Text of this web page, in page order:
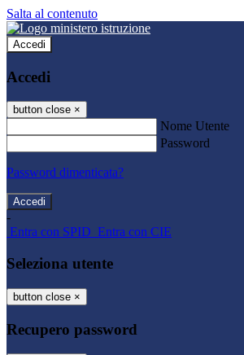
Salta al contenuto
Accedi
Accedi
button close ×
Nome Utente
Password
Password dimenticata?
-
Entra con SPID Entra con CIE
Seleziona utente
button close ×
Recupero password